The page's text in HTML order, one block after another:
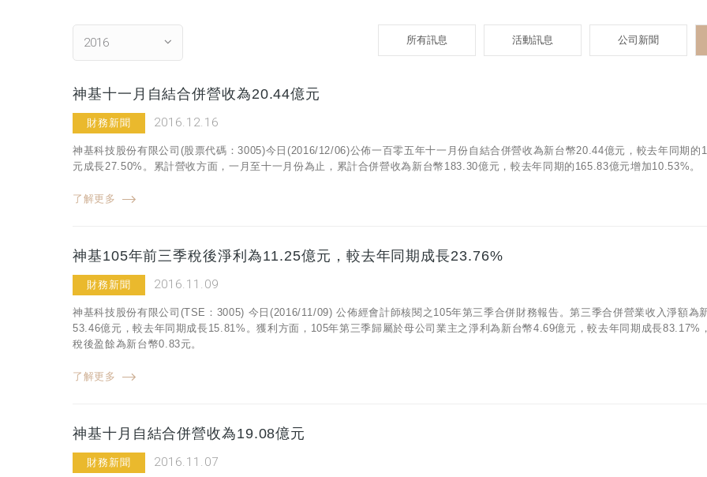
2016 所有訊息 活動訊息 公司新聞
神基十一月自結合併營收為20.44億元
財務新聞 2016.12.16
神基科技股份有限公司(股票代碼：3005)今日(2016/12/06)公佈一百零五年十一月份自結合併營收為新台幣20.44億元，較去年同期的
元成長27.50%。累計營收方面，一月至十一月份為止，累計合併營收為新台幣183.30億元，較去年同期的165.83億元增加10.53%。
了解更多
神基105年前三季稅後淨利為11.25億元，較去年同期成長23.76%
財務新聞 2016.11.09
神基科技股份有限公司(TSE：3005) 今日(2016/11/09) 公佈經會計師核閱之105年第三季合併財務報告。第三季合併營業收入淨額為
53.46億元，較去年同期成長15.81%。獲利方面，105年第三季歸屬於母公司業主之淨利為新台幣4.69億元，較去年同期成長83.17%
稅後盈餘為新台幣0.83元。
了解更多
神基十月自結合併營收為19.08億元
財務新聞 2016.11.07